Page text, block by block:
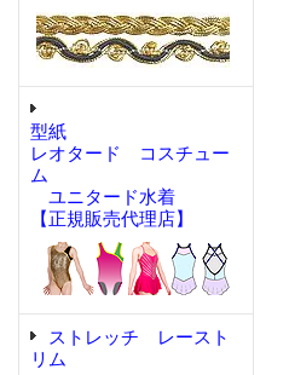
型紙
レオタード コスチュー
ム
ユニタード水着
【正規販売代理店】
ストレッチ レースト
リム